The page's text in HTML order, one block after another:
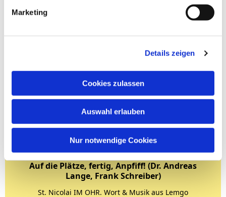
Marketing
Details zeigen
Cookies zulassen
Auswahl erlauben
Nur notwendige Cookies